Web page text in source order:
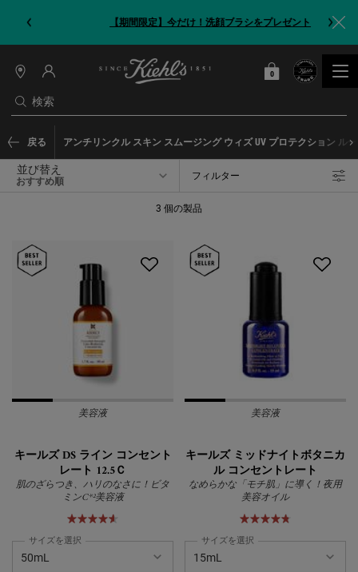
【期間限定】今だけ！洗顔ブラシをプレゼント
検索
店
情
報
カート
0
0 カート内の製品
戻る
アンチリンクル スキン スムージング ウィズ UV プロテクション ル
並び替え フィルター
フィルターメニュー
3 個の製品
美容液
キールズ DS ライン コンセント
レート 12.5Ｃ
肌のざらつき、ハリのなさに！ビタ
ミンC*²美容液
サイズを選択
美容液
キールズ ミッドナイトボタニカ
ル コンセントレート
なめらかな「モチ肌」に導く！夜用
美容オイル
サイズを選択